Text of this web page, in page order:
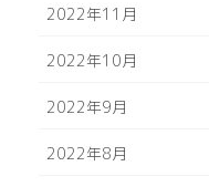
2022年11月
2022年10月
2022年9月
2022年8月